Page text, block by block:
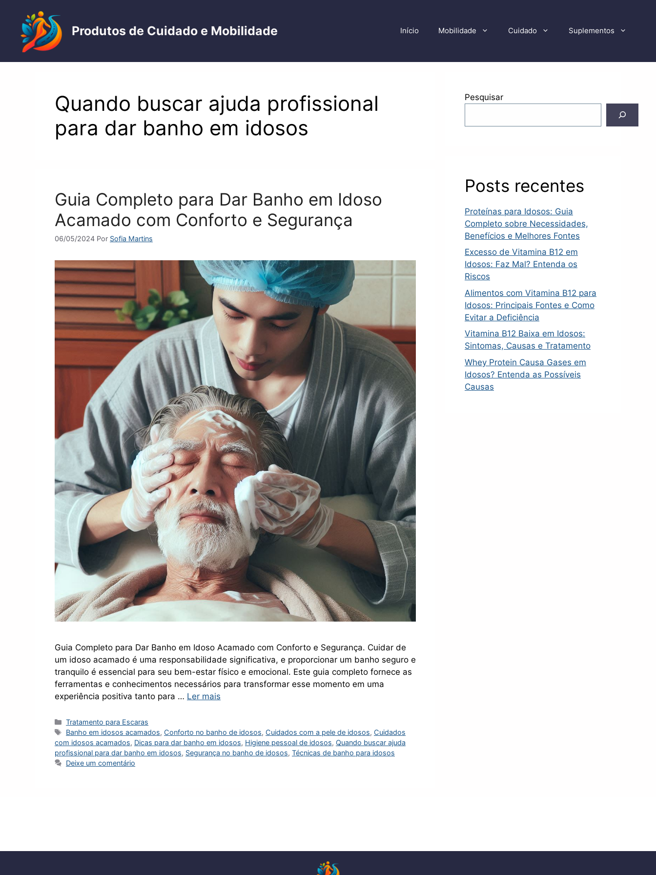
conteúdo
Produtos de Cuidado e Mobilidade Início Mobilidade Cuidado Suplementos
Quando buscar ajuda profissional
para dar banho em idosos
Guia Completo para Dar Banho em Idoso
Acamado com Conforto e Segurança
06/05/2024 Por Sofia Martins
Guia Completo para Dar Banho em Idoso Acamado com Conforto e Segurança. Cuidar de
um idoso acamado é uma responsabilidade significativa, e proporcionar um banho seguro e
tranquilo é essencial para seu bem-estar físico e emocional. Este guia completo fornece as
ferramentas e conhecimentos necessários para transformar esse momento em uma
experiência positiva tanto para … Ler mais
Categorias
Tratamento para Escaras
Tags
Banho em idosos acamados, Conforto no banho de idosos, Cuidados com a pele de idosos, Cuidados
com idosos acamados, Dicas para dar banho em idosos, Higiene pessoal de idosos, Quando buscar ajuda
profissional para dar banho em idosos, Segurança no banho de idosos, Técnicas de banho para idosos
Deixe um comentário
Pesquisar
Posts recentes
Proteínas para Idosos: Guia
Completo sobre Necessidades,
Benefícios e Melhores Fontes
Excesso de Vitamina B12 em
Idosos: Faz Mal? Entenda os
Riscos
Alimentos com Vitamina B12 para
Idosos: Principais Fontes e Como
Evitar a Deficiência
Vitamina B12 Baixa em Idosos:
Sintomas, Causas e Tratamento
Whey Protein Causa Gases em
Idosos? Entenda as Possíveis
Causas